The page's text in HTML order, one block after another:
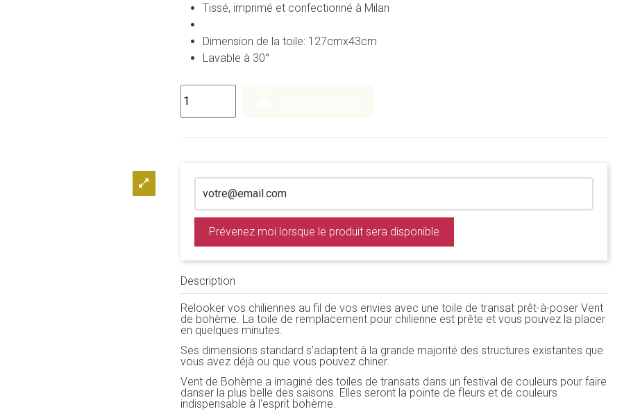
Tissé, imprimé et confectionné à Milan
Dimension de la toile: 127cmx43cm
Lavable à 30°
Prévenez moi lorsque le produit sera disponible
Description
Relooker vos chiliennes au fil de vos envies avec une toile de transat prêt-à-poser Vent
de bohème. La toile de remplacement pour chilienne est prête et vous pouvez la placer
en quelques minutes.
Ses dimensions standard s’adaptent à la grande majorité des structures existantes que
vous avez déjà ou que vous pouvez chiner.
Vent de Bohème a imaginé des toiles de transats dans un festival de couleurs pour faire
danser la plus belle des saisons. Elles seront la pointe de fleurs et de couleurs
indispensable à l'esprit bohème.